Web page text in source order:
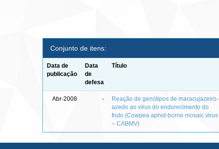
Conjunto de itens:
Data de
publicação
Data
de
defesa
Título
Abr-2008 -
Reação de genótipos de maracujazeiro-
azedo ao vírus do endurecimento do
fruto (Cowpea aphid-borne mosaic virus
– CABMV)